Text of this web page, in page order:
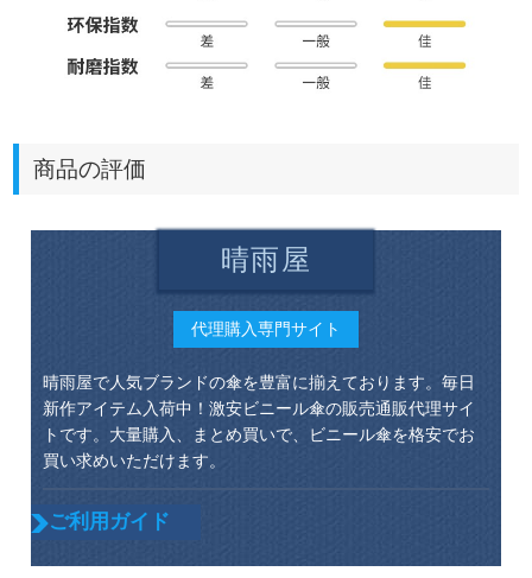
商品の評価
晴雨屋
代理購入専門サイト
晴雨屋で人気ブランドの傘を豊富に揃えております。毎日
新作アイテム入荷中！激安ビニール傘の販売通販代理サイ
トです。大量購入、まとめ買いで、ビニール傘を格安でお
買い求めいただけます。
ご利用ガイド